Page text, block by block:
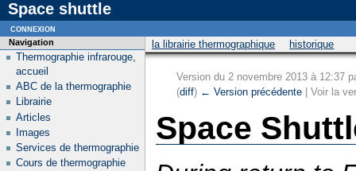
Space shuttle
la librairie thermographique historique
Version du 2 novembre 2013 à 12:37
(diff) ← Version précédente | Voir la
Space
Navigation
Thermographie infrarouge,
accueil
ABC de la thermographie
Librairie
Articles
Images
Services de thermographie
Cours de thermographie
connexion